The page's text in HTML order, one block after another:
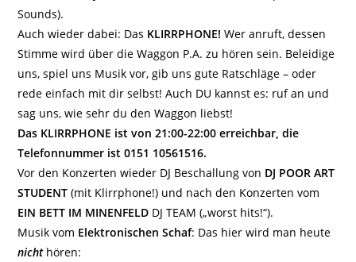
Sounds).
Auch wieder dabei: Das KLIRRPHONE! Wer anruft, dessen
Stimme wird über die Waggon P.A. zu hören sein. Beleidige
uns, spiel uns Musik vor, gib uns gute Ratschläge – oder
rede einfach mit dir selbst! Auch DU kannst es: ruf an und
sag uns, wie sehr du den Waggon liebst!
Das KLIRRPHONE ist von 21:00-22:00 erreichbar, die
Telefonnummer ist 0151 10561516.
Vor den Konzerten wieder DJ Beschallung von DJ POOR ART
STUDENT (mit Klirrphone!) und nach den Konzerten vom
EIN BETT IM MINENFELD DJ TEAM („worst hits!“).
Musik vom Elektronischen Schaf: Das hier wird man heute
nichthören: